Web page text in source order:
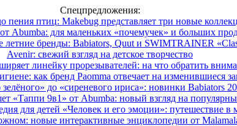
Спецпредложения:
пения птиц: Makebug представляет три новые
Abumba: для маленьких «почемучек» и больших
летние бренды: Babiators, Quut и SWIMTRAINER
Avenir: свежий взгляд на детское творчество
линейку прорезывателей: на что обратить
как бренд Paomma отвечает на изменившиеся
до «сиреневого ириса»: новинки Babiators
«Таппи 9в1» от Abumba: новый взгляд на
для детей «Человек и его эмоции»: путешествие в
новые интерактивные энциклопедии от